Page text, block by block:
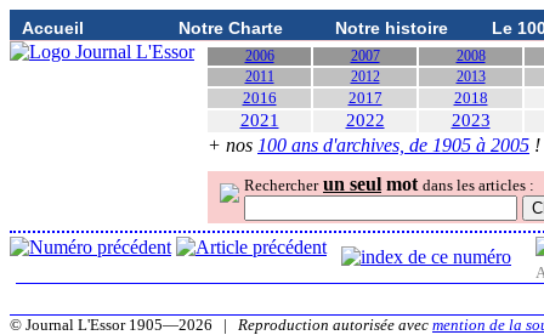
Accueil Notre Charte Notre histoire Le
2006 2007
2008
2011
2012 2013
2016 2017 2018
2021 2022 2023
+ nos 100 ans d'archives, de 1905 à 2005 !
Rechercher un seul mot dans les articles :
© Journal L'Essor 1905—2026 | Reproduction autorisée avec mention de la